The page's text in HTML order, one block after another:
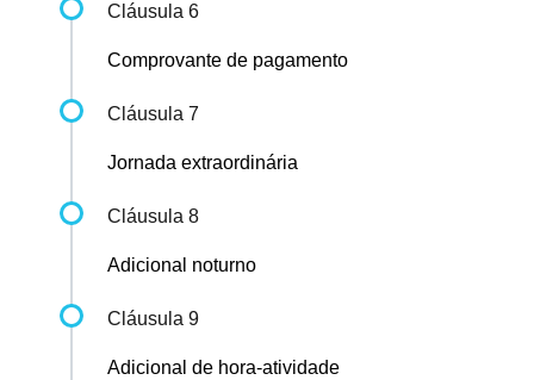
Cláusula 6
Comprovante de pagamento
Cláusula 7
Jornada extraordinária
Cláusula 8
Adicional noturno
Cláusula 9
Adicional de hora-atividade